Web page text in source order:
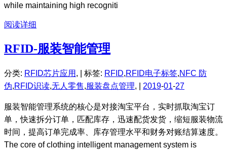
while maintaining high recogniti
阅读详细
RFID-服装智能管理
分类: RFID芯片应用 , | 标签: RFID,RFID电子标签,NFC 防
伪,RFID识读,无人零售,服装盘点管理, | 2019-01-27
服装智能管理系统的核心是对接淘宝平台，实时抓取淘宝订
单，快速拆分订单，匹配库存，迅速配货发货，缩短服装物流
时间，提高订单完成率、库存管理水平和财务对账结算速度。
The core of clothing intelligent management system is